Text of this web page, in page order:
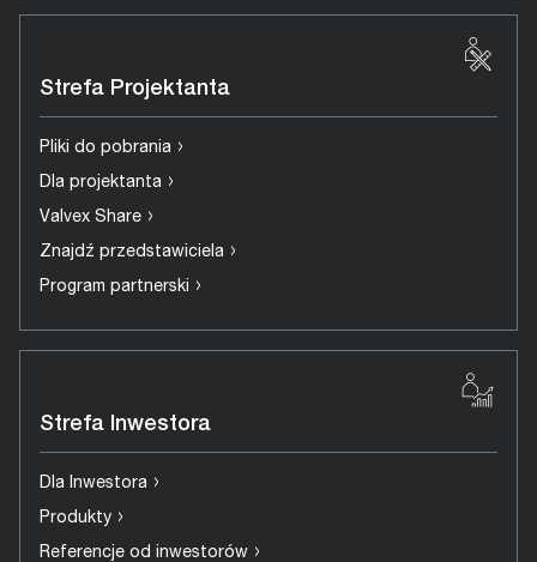
Strefa Projektanta
Pliki do pobrania ›
Dla projektanta ›
Valvex Share ›
Znajdź przedstawiciela ›
Program partnerski ›
Strefa Inwestora
Dla Inwestora ›
Produkty ›
Referencje od inwestorów ›